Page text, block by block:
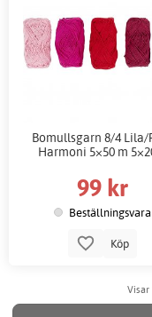
Bomullsgarn 8/4 Lila/
Harmoni 5×50 m
99 kr
Beställningsvara
Köp
Visar